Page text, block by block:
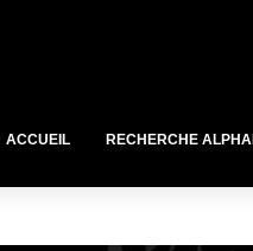
ACCUEIL RECHERCHE